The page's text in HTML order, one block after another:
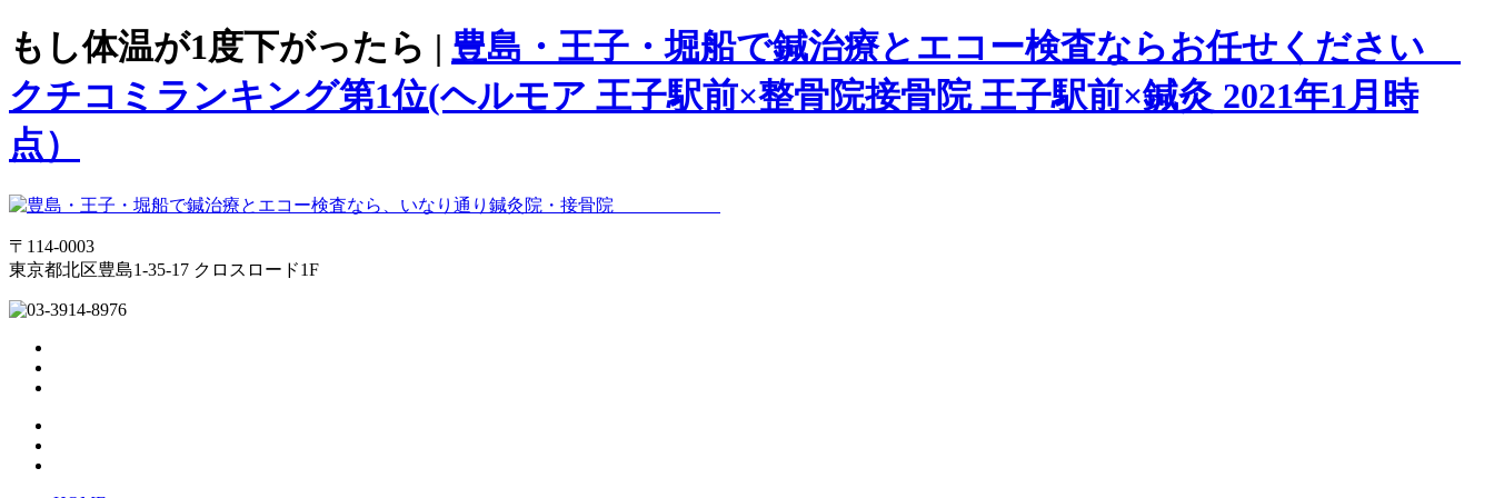
もし体温が1度下がったら | 豊島・王子・堀船で鍼治療とエコー検査ならお任せください
クチコミランキング第1位(ヘルモア 王子駅前×整骨院接骨院 王子駅前×鍼灸 2021年1月時
点）
〒114-0003
東京都北区豊島1-35-17 クロスロード1F